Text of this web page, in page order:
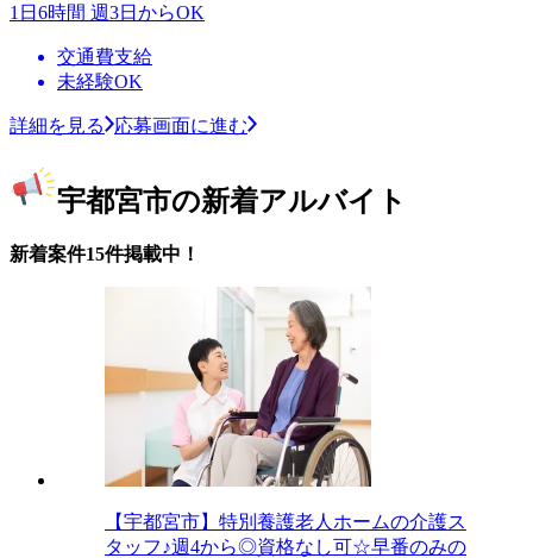
1日6時間 週3日からOK
交通費支給
未経験OK
詳細を見る 応募画面に進む
宇都宮市の新着アルバイト
新着案件15件掲載中！
【宇都宮市】特別養護老人ホームの介護ス
タッフ♪週4から◎資格なし可☆早番のみの